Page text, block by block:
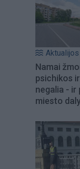
Aktualijos
Namai
psichikos
negalia - ir
miesto